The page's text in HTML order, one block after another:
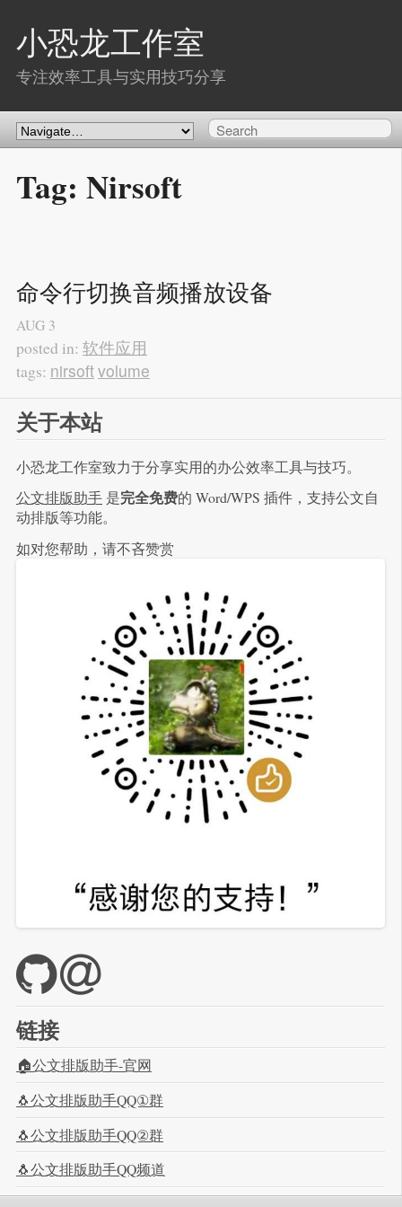
小恐龙工作室
专注效率工具与实用技巧分享
Tag: Nirsoft
命令行切换音频播放设备
AUG 3
posted in: 软件应用
tags: nirsoftvolume
关于本站
小恐龙工作室致力于分享实用的办公效率工具与技巧。
公文排版助手 是完全免费的 Word/WPS 插件，支持公文自
动排版等功能。
如对您帮助，请不吝赞赏
链接
🏠公文排版助手-官网
🐧公文排版助手QQ①群
🐧公文排版助手QQ②群
🐧公文排版助手QQ频道